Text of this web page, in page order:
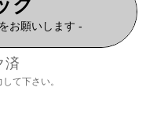
お願いします -
済
て下さい。